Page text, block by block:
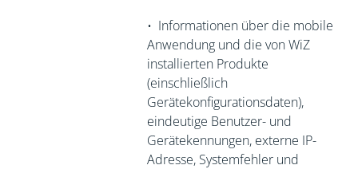
• Informationen über die mobile
Anwendung und die von WiZ
installierten Produkte
(einschließlich
Gerätekonfigurationsdaten),
eindeutige Benutzer- und
Gerätekennungen, externe IP-
Adresse, Systemfehler und